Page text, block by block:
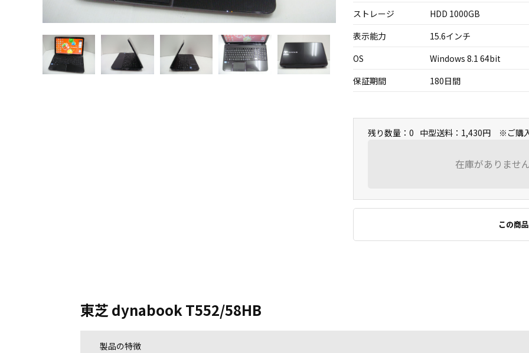
ストレージ
HDD 1000GB
表示能力
15.6インチ
OS
Windows 8.1 64bit
保証期間
180日間
残り数量：0 中型送料：1,430円 ※ご購入
在庫がありませ
この商
東芝 dynabook T552/58HB
製品の特徴